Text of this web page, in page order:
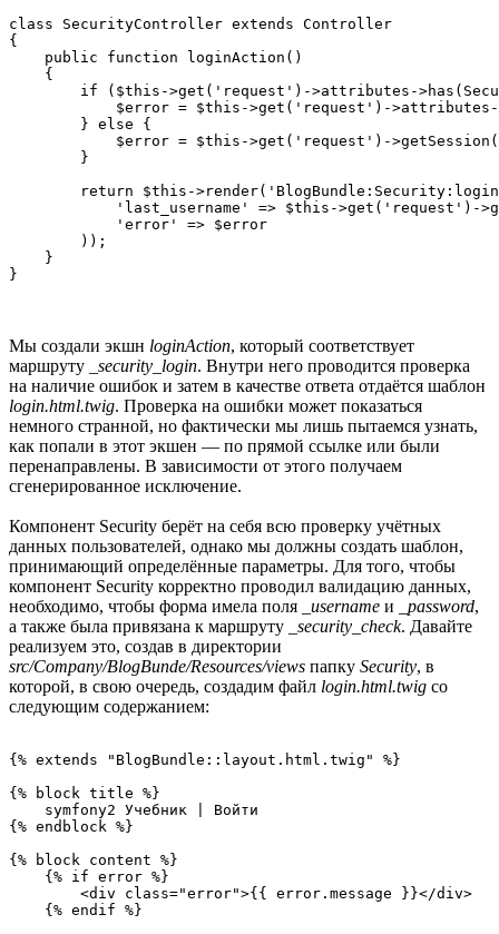
class SecurityController extends Controller
{
    public function loginAction()
    {
if ($this->get('request')->attributes-
$error = $this->get('request')-
        } else {
$error = $this->get('request')-
        }
return $this-
'last_username' => $this->get('request')-
            'error' => $error
        ));
    }
Мы создали экшн loginAction, который соответствует
маршруту
_security_login. Внутри него проводится проверка
на наличие ошибок и затем в качестве ответа отдаётся шаблон
login.html.twig. Проверка на ошибки может показаться
немного странной, но фактически мы лишь пытаемся узнать,
как попали в этот экшен — по прямой ссылке или были
перенаправлены. В зависимости от этого получаем
сгенерированное исключение.
Компонент Security берёт на себя всю проверку учётных
данных пользователей, однако мы должны создать шаблон,
принимающий определённые параметры. Для того, чтобы
компонент Security корректно проводил валидацию данных,
необходимо, чтобы форма имела поля
_username и _password,
а также была привязана к маршруту
_security_check. Давайте
реализуем это, создав в директории
src/Company/BlogBunde/Resources/views папку Security, в
которой, в свою очередь, создадим файл login.html.twig со
следующим содержанием:
{% extends "BlogBundle::layout.html.twig" %}
{% block title %}
    symfony2 Учебник | Войти
{% endblock %}
{% block content %}
    {% if error %}
        <div class="error">{{ error.message }}</div>
    {% endif %}